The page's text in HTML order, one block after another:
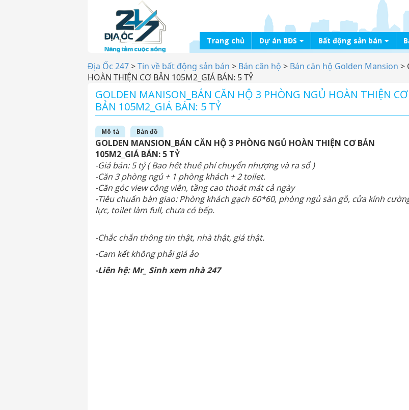
Trang chủ Dự án BĐS Bất động sản bán
Địa Ốc 247>Tin về bất động sản bán > Bán căn hộ > Bán căn hộ Golden Mansion >
HOÀN THIỆN CƠ BẢN 105M2_GIÁ BÁN: 5 TỶ
GOLDEN MANISON_BÁN CĂN HỘ 3 PHÒNG NGỦ HOÀN THIỆN CƠ
BẢN 105M2_GIÁ BÁN: 5 TỶ
Mô tả Bản đồ
GOLDEN MANSION_BÁN CĂN HỘ 3 PHÒNG NGỦ HOÀN THIỆN CƠ BẢN
105M2_GIÁ BÁN: 5 TỶ
-Giá bán: 5 tỷ ( Bao hết thuế phí chuyển nhượng và ra sổ )
-Căn 3 phòng ngủ + 1 phòng khách + 2 toilet.
-Căn góc view công viên, tầng cao thoát mát cả ngày
-Tiêu chuẩn bàn giao: Phòng khách gạch 60*60, phòng ngủ sàn gỗ, cửa kính
lực, toilet làm full, chưa có bếp.
-Chắc chắn thông tin thật, nhà thật, giá thật.
-Cam kết không phải giá ảo
-Liên hệ: Mr_ Sinh xem nhà 247